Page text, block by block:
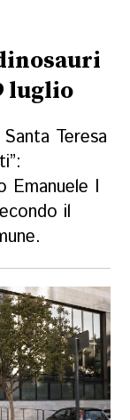
luglio
Teresa
Emanuele I
il